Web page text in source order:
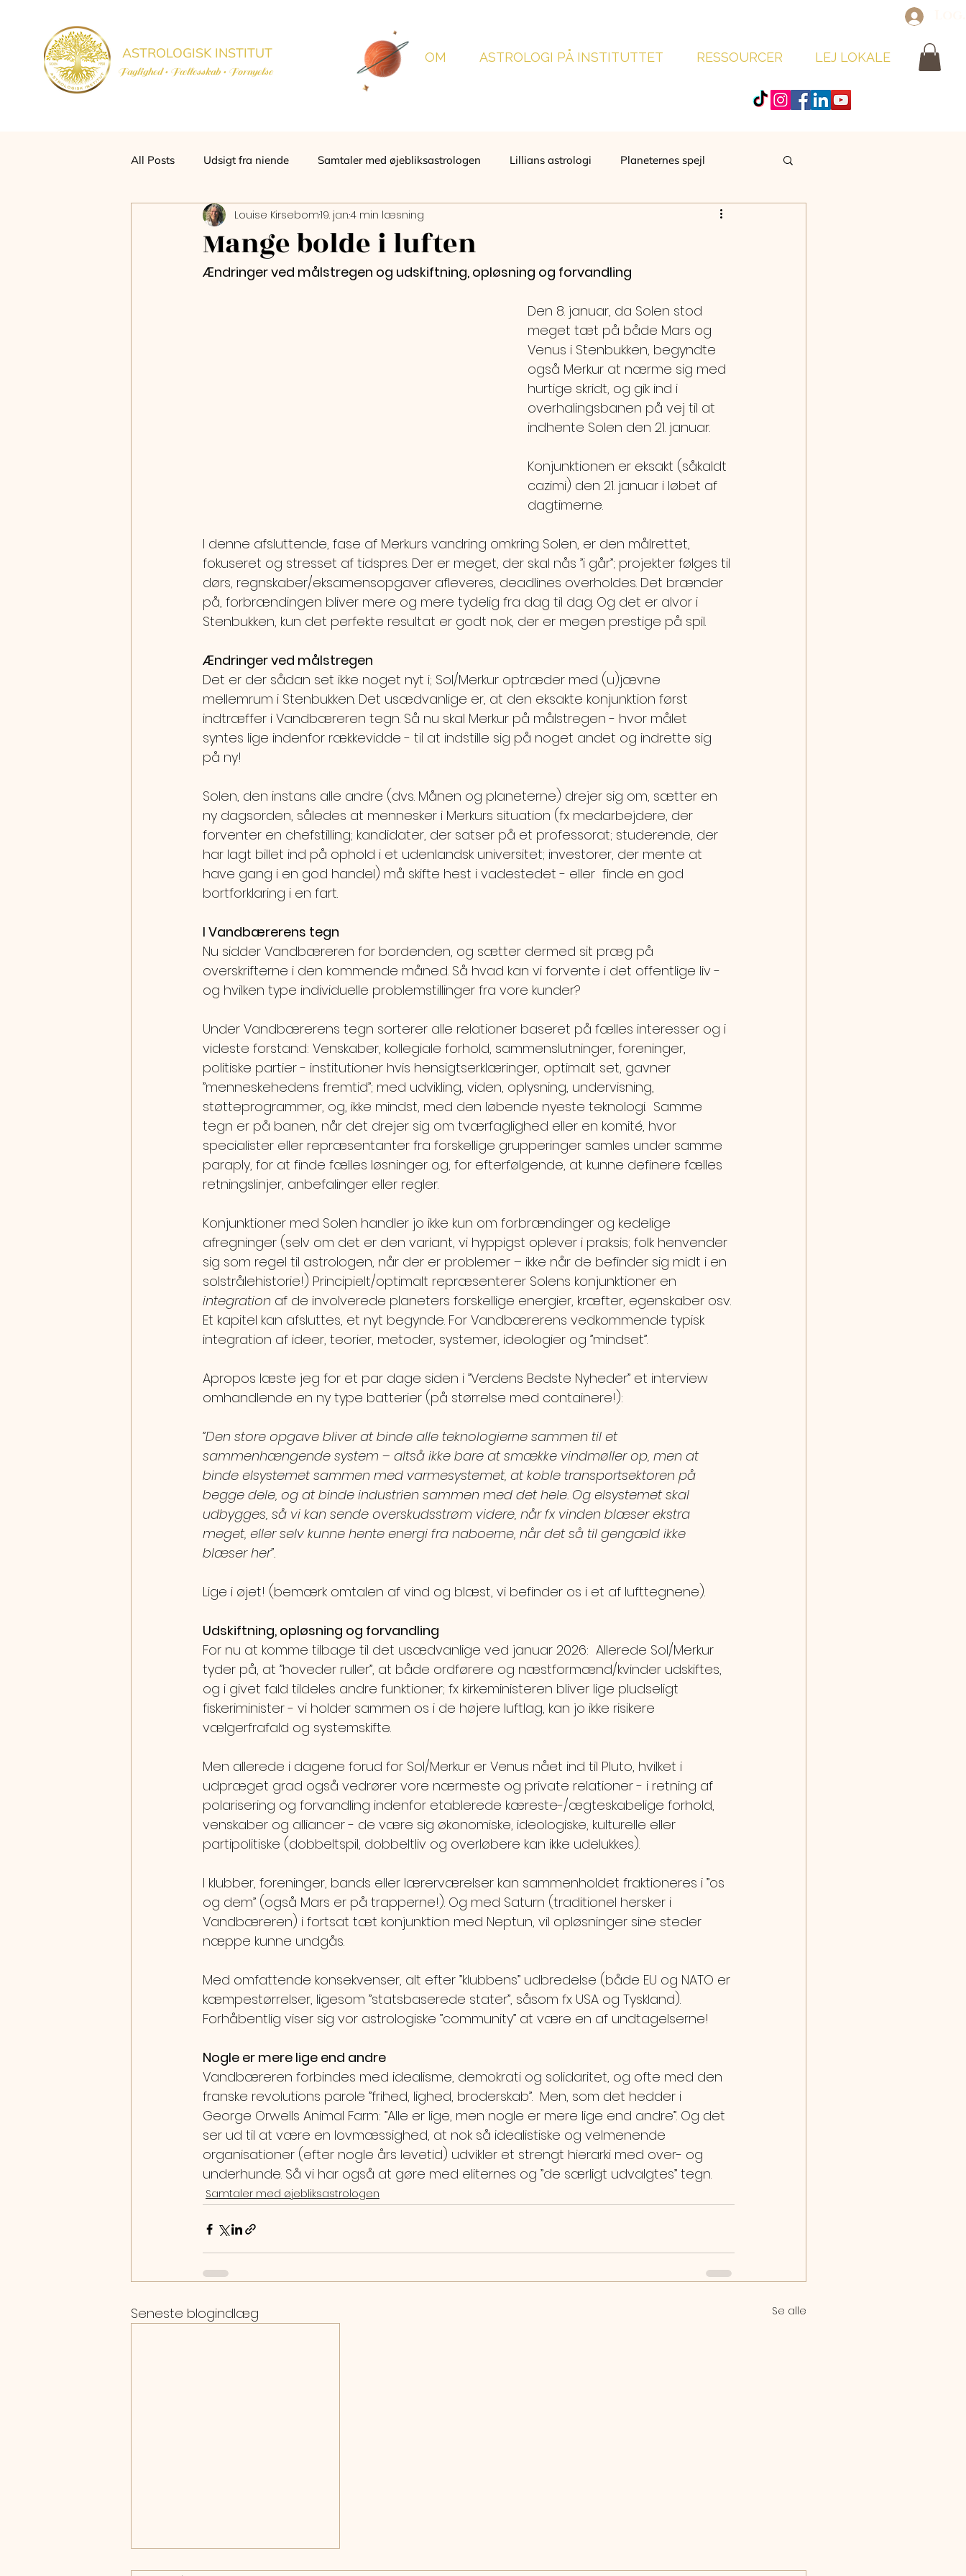
ASTROLOGISK INSTITUT
Faglighed • Fællesskab • Fornyelse
OM ASTROLOGI PÅ INSTITUTTET RESSOURCER LEJ LOKALE
All Posts Udsigt fra niende Samtaler med øjebliksastrologen Lillians astrologi Planeternes spejl
Mange bolde i luften
Louise Kirsebom19. jan.4 min læsning
Ændringer ved målstregen og udskiftning, opløsning og forvandling
Den 8. januar, da Solen stod
meget tæt på både Mars og
Venus i Stenbukken, begyndte
også Merkur at nærme sig med
hurtige skridt, og gik ind i
overhalingsbanen på vej til at
indhente Solen den 21. januar.
Konjunktionen er eksakt (såkaldt
cazimi) den 21. januar i løbet af
dagtimerne.
I denne afsluttende, fase af Merkurs vandring omkring Solen, er den målrettet,
fokuseret og stresset af tidspres. Der er meget, der skal nås ”i går”; projekter følges til
dørs, regnskaber/eksamensopgaver afleveres, deadlines overholdes. Det brænder
på, forbrændingen bliver mere og mere tydelig fra dag til dag. Og det er alvor i
Stenbukken, kun det perfekte resultat er godt nok, der er megen prestige på spil.
Ændringer ved målstregen
Det er der sådan set ikke noget nyt i; Sol/Merkur optræder med (u)jævne
mellemrum i Stenbukken. Det usædvanlige er, at den eksakte konjunktion først
indtræffer i Vandbæreren tegn. Så nu skal Merkur på målstregen - hvor målet
syntes lige indenfor rækkevidde - til at indstille sig på noget andet og indrette sig
på ny!
Solen, den instans alle andre (dvs. Månen og planeterne) drejer sig om, sætter en
ny dagsorden, således at mennesker i Merkurs situation (fx medarbejdere, der
forventer en chefstilling; kandidater, der satser på et professorat; studerende, der
har lagt billet ind på ophold i et udenlandsk universitet; investorer, der mente at
have gang i en god handel) må skifte hest i vadestedet - eller  finde en god
bortforklaring i en fart.
I Vandbærerens tegn
Nu sidder Vandbæreren for bordenden, og sætter dermed sit præg på
overskrifterne i den kommende måned. Så hvad kan vi forvente i det offentlige liv -
og hvilken type individuelle problemstillinger fra vore kunder?
Under Vandbærerens tegn sorterer alle relationer baseret på fælles interesser og i
videste forstand: Venskaber, kollegiale forhold, sammenslutninger, foreninger,
politiske partier - institutioner hvis hensigtserklæringer, optimalt set, gavner
”menneskehedens fremtid”; med udvikling, viden, oplysning, undervisning,
støtteprogrammer, og, ikke mindst, med den løbende nyeste teknologi.  Samme
tegn er på banen, når det drejer sig om tværfaglighed eller en komité, hvor
specialister eller repræsentanter fra forskellige grupperinger samles under samme
paraply, for at finde fælles løsninger og, for efterfølgende, at kunne definere fælles
retningslinjer, anbefalinger eller regler.
Konjunktioner med Solen handler jo ikke kun om forbrændinger og kedelige
afregninger (selv om det er den variant, vi hyppigst oplever i praksis; folk henvender
sig som regel til astrologen, når der er problemer – ikke når de befinder sig midt i en
solstrålehistorie!) Principielt/optimalt repræsenterer Solens konjunktioner en
integration af de involverede planeters forskellige energier, kræfter, egenskaber osv.
Et kapitel kan afsluttes, et nyt begynde. For Vandbærerens vedkommende typisk
integration af ideer, teorier, metoder, systemer, ideologier og ”mindset”.
Apropos læste jeg for et par dage siden i ”Verdens Bedste Nyheder” et interview
omhandlende en ny type batterier (på størrelse med containere!):
”Den store opgave bliver at binde alle teknologierne sammen til et
sammenhængende system – altså ikke bare at smække vindmøller op, men at
binde elsystemet sammen med varmesystemet, at koble transportsektoren på
begge dele, og at binde industrien sammen med det hele. Og elsystemet skal
udbygges, så vi kan sende overskudsstrøm videre, når fx vinden blæser ekstra
meget, eller selv kunne hente energi fra naboerne, når det så til gengæld ikke
blæser her”.
Lige i øjet! (bemærk omtalen af vind og blæst, vi befinder os i et af lufttegnene).
Udskiftning, opløsning og forvandling
For nu at komme tilbage til det usædvanlige ved januar 2026:  Allerede Sol/Merkur
tyder på, at ”hoveder ruller”, at både ordførere og næstformænd/kvinder udskiftes,
og i givet fald tildeles andre funktioner; fx kirkeministeren bliver lige pludseligt
fiskeriminister - vi holder sammen os i de højere luftlag, kan jo ikke risikere
vælgerfrafald og systemskifte.
Men allerede i dagene forud for Sol/Merkur er Venus nået ind til Pluto, hvilket i
udpræget grad også vedrører vore nærmeste og private relationer - i retning af
polarisering og forvandling indenfor etablerede kæreste-/ægteskabelige forhold,
venskaber og alliancer - de være sig økonomiske, ideologiske, kulturelle eller
partipolitiske (dobbeltspil, dobbeltliv og overløbere kan ikke udelukkes).
I klubber, foreninger, bands eller lærerværelser kan sammenholdet fraktioneres i ”os
og dem” (også Mars er på trapperne!). Og med Saturn (traditionel hersker i
Vandbæreren) i fortsat tæt konjunktion med Neptun, vil opløsninger sine steder
næppe kunne undgås.
Med omfattende konsekvenser, alt efter ”klubbens” udbredelse (både EU og NATO er
kæmpestørrelser, ligesom ”statsbaserede stater”, såsom fx USA og Tyskland).
Forhåbentlig viser sig vor astrologiske ”community” at være en af undtagelserne!
Nogle er mere lige end andre
Vandbæreren forbindes med idealisme, demokrati og solidaritet, og ofte med den
franske revolutions parole ”frihed, lighed, broderskab”.  Men, som det hedder i
George Orwells Animal Farm: ”Alle er lige, men nogle er mere lige end andre”. Og det
ser ud til at være en lovmæssighed, at nok så idealistiske og velmenende
organisationer (efter nogle års levetid) udvikler et strengt hierarki med over- og
underhunde. Så vi har også at gøre med eliternes og ”de særligt udvalgtes” tegn.
Samtaler med øjebliksastrologen
Seneste blogindlæg Se alle